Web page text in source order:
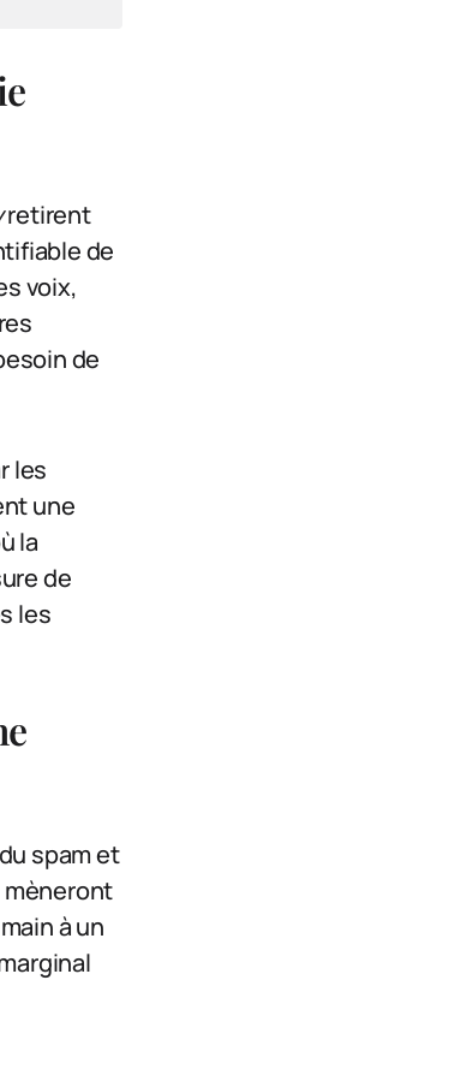
retirent
de
voix,
de
les
une
la
de
les
spam et
mèneront
à un